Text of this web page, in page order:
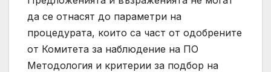
да се отнасят до параметри на
процедурата, които са част от одобрените
от Комитета за наблюдение на ПО
Методология и критерии за подбор на